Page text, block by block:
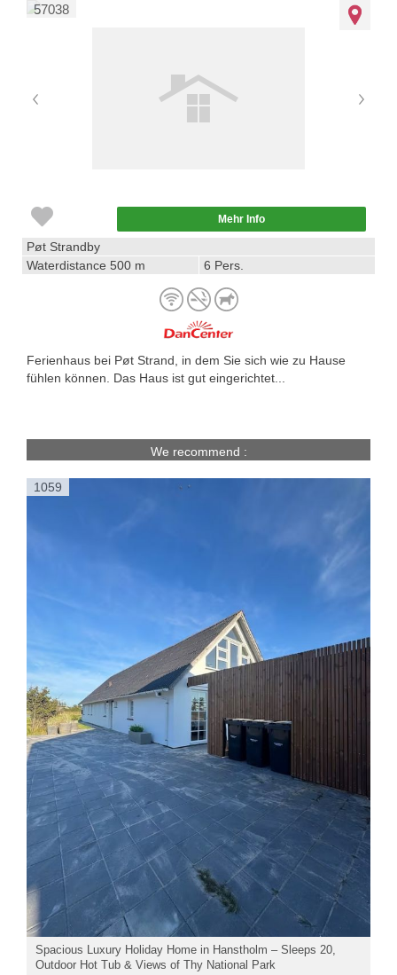
57038
Mehr Info
Pøt Strandby
Waterdistance 500 m
6 Pers.
Ferienhaus bei Pøt Strand, in dem Sie sich wie zu Hause
fühlen können. Das Haus ist gut eingerichtet...
We recommend :
1059
Spacious Luxury Holiday Home in Hanstholm – Sleeps 20,
Outdoor Hot Tub & Views of Thy National Park